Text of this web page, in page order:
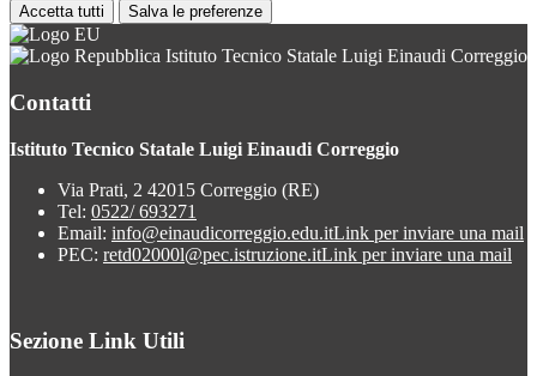
Accetta tutti Salva le preferenze
Istituto Tecnico Statale Luigi Einaudi Correggio
Contatti
Istituto Tecnico Statale Luigi Einaudi Correggio
Via Prati, 2 42015 Correggio (RE)
Tel: 0522/ 693271
Email: info@einaudicorreggio.edu.itLink per inviare una mail
PEC: retd02000l@pec.istruzione.itLink per inviare una mail
Sezione Link Utili